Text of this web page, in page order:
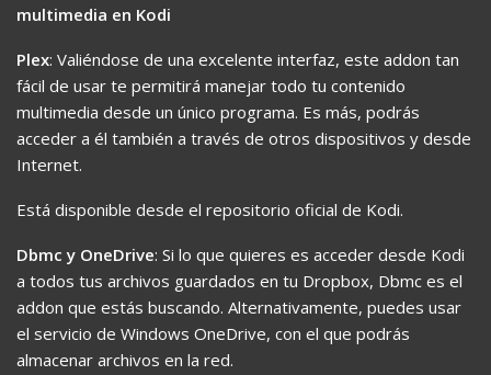
multimedia en Kodi
Plex: Valiéndose de una excelente interfaz, este addon tan
fácil de usar te permitirá manejar todo tu contenido
multimedia desde un único programa. Es más, podrás
acceder a él también a través de otros dispositivos y desde
Internet.
Está disponible desde el repositorio oficial de Kodi.
Dbmc y OneDrive: Si lo que quieres es acceder desde Kodi
a todos tus archivos guardados en tu Dropbox, Dbmc es el
addon que estás buscando. Alternativamente, puedes usar
el servicio de Windows OneDrive, con el que podrás
almacenar archivos en la red.